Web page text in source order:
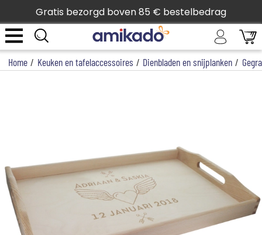
Gratis bezorgd boven 85 € bestelbedrag
Home / Keuken en tafelaccessoires / Dienbladen en snijplanken /